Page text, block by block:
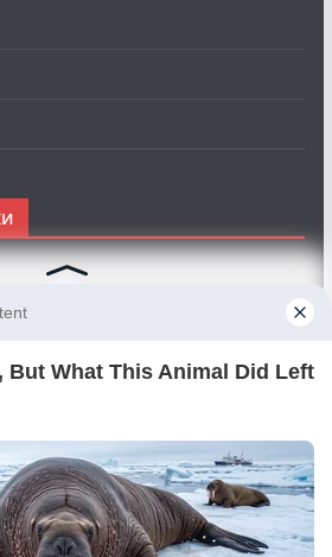
за да сте во тек со најновите